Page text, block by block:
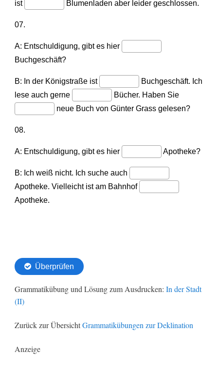
Grammatikübung und Lösung zum Ausdrucken: In der Stadt
(II)
Zurück zur ÜbersichtGrammatikübungen zur Deklination
Anzeige